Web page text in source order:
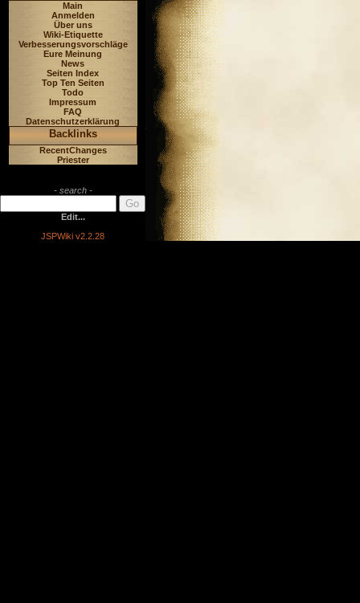
Main
Anmelden
Über uns
Wiki-Etiquette
Verbesserungsvorschläge
Eure Meinung
News
Seiten Index
Top Ten Seiten
Todo
Impressum
FAQ
Datenschutzerklärung
Backlinks
RecentChanges
Priester
- search -
Edit...
JSPWiki v2.2.28